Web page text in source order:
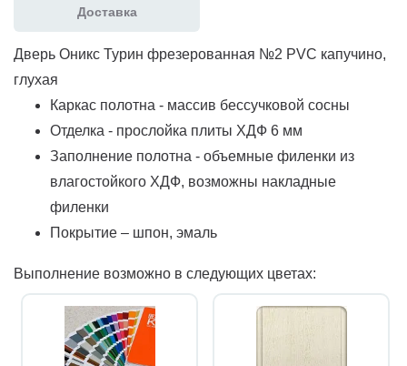
Доставка
Дверь Оникс Турин фрезерованная №2 PVC капучино,
глухая
Каркас полотна - массив бессучковой сосны
Отделка - прослойка плиты ХДФ 6 мм
Заполнение полотна - объемные филенки из
влагостойкого ХДФ, возможны накладные
филенки
Покрытие – шпон, эмаль
Выполнение возможно в следующих цветах: